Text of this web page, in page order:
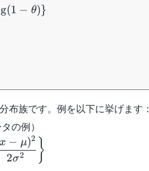
g(1 − θ)}
布族です。例を以下に挙げます：
の例）
2σ2
x − μ)2 }